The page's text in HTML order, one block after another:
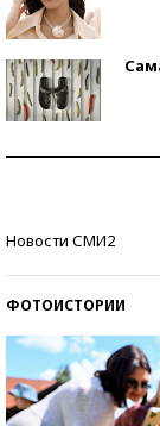
Новости СМИ2
ФОТОИСТОРИИ